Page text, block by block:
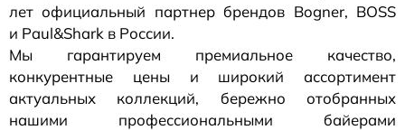
лет официальный партнер брендов Bogner, BOSS
и Paul&Shark в России.
Мы гарантируем премиальное качество,
конкурентные цены и широкий ассортимент
актуальных коллекций, бережно отобранных
нашими профессиональными байерами